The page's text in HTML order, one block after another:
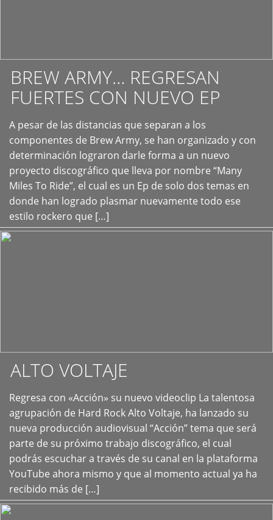
BREW ARMY… REGRESAN
FUERTES CON NUEVO EP
A pesar de las distancias que separan a los
componentes de Brew Army, se han organizado y con
determinación lograron darle forma a un nuevo
proyecto discográfico que lleva por nombre “Many
Miles To Ride”, el cual es un Ep de solo dos temas en
donde han logrado plasmar nuevamente todo ese
estilo rockero que […]
+
ALTO VOLTAJE
Regresa con «Acción» su nuevo videoclip La talentosa
agrupación de Hard Rock Alto Voltaje, ha lanzado su
nueva producción audiovisual “Acción” tema que será
parte de su próximo trabajo discográfico, el cual
podrás escuchar a través de su canal en la plataforma
YouTube ahora mismo y que al momento actual ya ha
recibido más de […]
+